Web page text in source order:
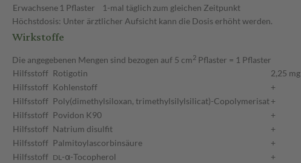
Erwachsene 1 Pflaster 1-mal täglich zum gleichen Zeitpunkt
Höchstdosis: Unter ärztlicher Aufsicht kann die Dosis erhöht werden.
Wirkstoffe
Die angegebenen Mengen sind bezogen auf 5 cm2 Pflaster = 1 Pflaster
Hilfsstoff Rotigotin
2,25 mg
Hilfsstoff Kohlenstoff
+
Hilfsstoff Poly(dimethylsiloxan, trimethylsilylsilicat)-Copolymerisat+
Hilfsstoff Povidon K90
+
Hilfsstoff Natrium disulfit
+
Hilfsstoff Palmitoylascorbinsäure
+
Hilfsstoff DL-α-Tocopherol
+